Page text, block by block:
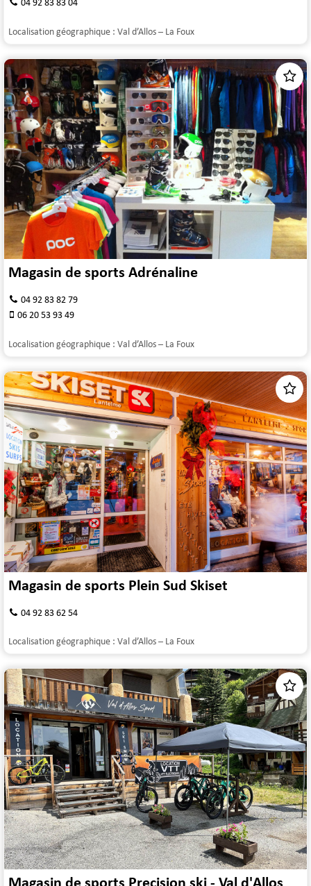
04 92 83 83 04
Localisation géographique : Val d’Allos – La Foux
Magasin de sports Adrénaline
04 92 83 82 79
06 20 53 93 49
Localisation géographique : Val d’Allos – La Foux
Magasin de sports Plein Sud Skiset
04 92 83 62 54
Localisation géographique : Val d’Allos – La Foux